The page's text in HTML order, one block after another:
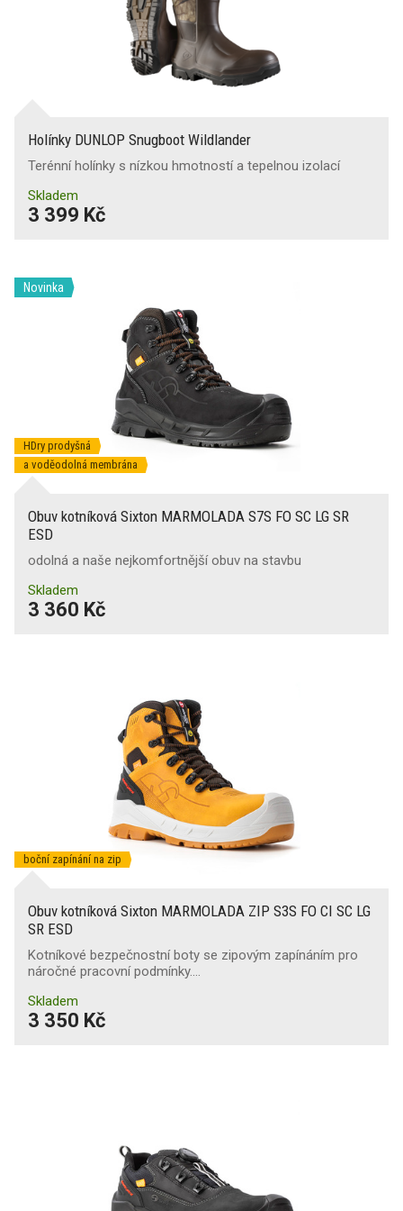
Holínky DUNLOP Snugboot Wildlander
Terénní holínky s nízkou hmotností a tepelnou izolací
Skladem
3 399 Kč
Novinka
HDry prodyšná
a voděodolná membrána
Obuv kotníková Sixton MARMOLADA S7S FO SC LG SR
ESD
odolná a naše nejkomfortnější obuv na stavbu
Skladem
3 360 Kč
boční zapínání na zip
Obuv kotníková Sixton MARMOLADA ZIP S3S FO CI SC LG
SR ESD
Kotníkové bezpečnostní boty se zipovým zapínáním pro
náročné pracovní podmínky.…
Skladem
3 350 Kč